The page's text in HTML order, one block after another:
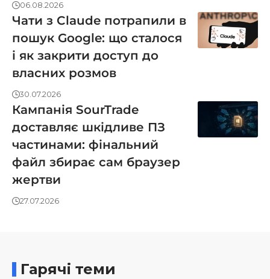
06.08.2026
Чати з Claude потрапили в
пошук Google: що сталося
і як закрити доступ до
власних розмов
30.07.2026
Кампанія SourTrade
доставляє шкідливе ПЗ
частинами: фінальний
файл збирає сам браузер
жертви
27.07.2026
Гарячі теми